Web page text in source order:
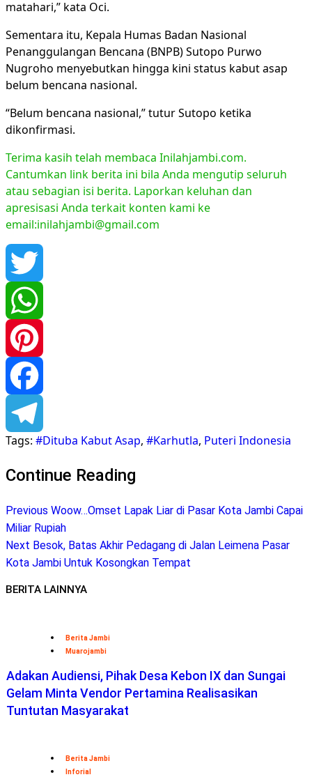
matahari,” kata Oci.
Sementara itu, Kepala Humas Badan Nasional
Penanggulangan Bencana (BNPB) Sutopo Purwo
Nugroho menyebutkan hingga kini status kabut asap
belum bencana nasional.
“Belum bencana nasional,” tutur Sutopo ketika
dikonfirmasi.
Terima kasih telah membaca Inilahjambi.com.
Cantumkan link berita ini bila Anda mengutip seluruh
atau sebagian isi berita. Laporkan keluhan dan
apresisasi Anda terkait konten kami ke
email:inilahjambi@gmail.com
Twitter
WhatsApp
Pinterest
Facebook
Telegram
Tags: #Dituba Kabut Asap, #Karhutla, Puteri Indonesia
Continue Reading
Previous Woow…Omset Lapak Liar di Pasar Kota Jambi Capai
Miliar Rupiah
Next Besok, Batas Akhir Pedagang di Jalan Leimena Pasar
Kota Jambi Untuk Kosongkan Tempat
BERITA LAINNYA
Berita Jambi
Muarojambi
Adakan Audiensi, Pihak Desa Kebon IX dan Sungai
Gelam Minta Vendor Pertamina Realisasikan
Tuntutan Masyarakat
Berita Jambi
Inforial